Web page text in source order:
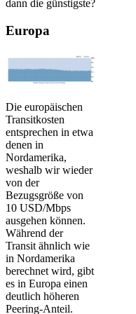
dann die günstigste?
Europa
Die europäischen
Transitkosten
entsprechen in etwa
denen in
Nordamerika,
weshalb wir wieder
von der
Bezugsgröße von
10 USD/Mbps
ausgehen können.
Während der
Transit ähnlich wie
in Nordamerika
berechnet wird, gibt
es in Europa einen
deutlich höheren
Peering-Anteil.